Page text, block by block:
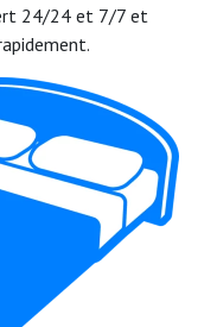
24/24 et 7/7 et